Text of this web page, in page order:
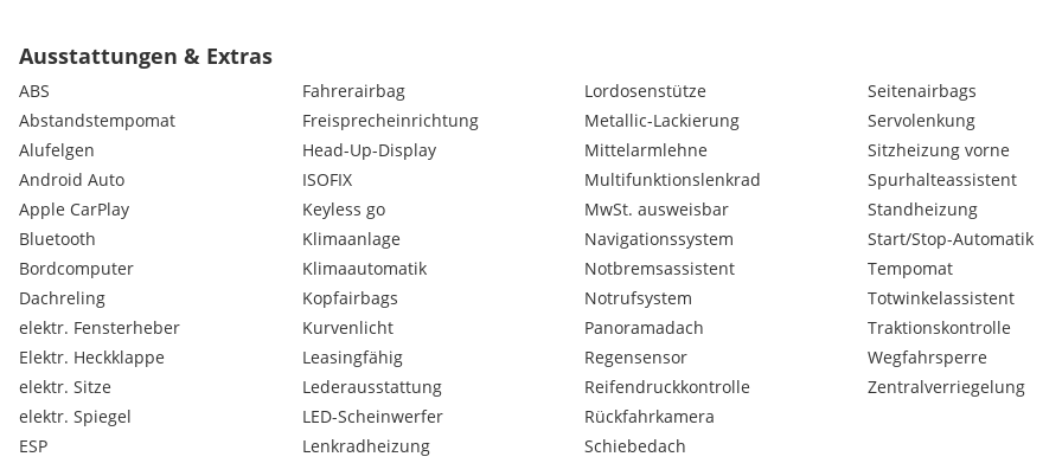
Norbert Stanic
Volvo Markenverantwortlicher bei Autohaus Schirak
Zwischenverkauf, Tippfehler & Irrtümer sind menschlich – und deshalb vorbehalten.
Extras:
Lederausstattung
Navigationssystem
Elektr. Sitze
Sitzheizung
Zentralv. mit Fernbedienung
Standheizung
Multifunktionslenkrad
Panoramadach
Kurvenlicht
Ausstattungen & Extras
ABS
Abstandstempomat
Alufelgen
Android Auto
Apple CarPlay
Bluetooth
Bordcomputer
Dachreling
elektr. Fensterheber
Elektr. Heckklappe
elektr. Sitze
elektr. Spiegel
ESP
Fahrerairbag
Freisprecheinrichtung
Head-Up-Display
ISOFIX
Keyless go
Klimaanlage
Klimaautomatik
Kopfairbags
Kurvenlicht
Leasingfähig
Lederausstattung
LED-Scheinwerfer
Lenkradheizung
Lordosenstütze
Metallic-Lackierung
Mittelarmlehne
Multifunktionslenkrad
MwSt. ausweisbar
Navigationssystem
Notbremsassistent
Notrufsystem
Panoramadach
Regensensor
Reifendruckkontrolle
Rückfahrkamera
Schiebedach
Seitenairbags
Servolenkung
Sitzheizung vorne
Spurhalteassistent
Standheizung
Start/Stop-Automatik
Tempomat
Totwinkelassistent
Traktionskontrolle
Wegfahrsperre
Zentralverriegelung